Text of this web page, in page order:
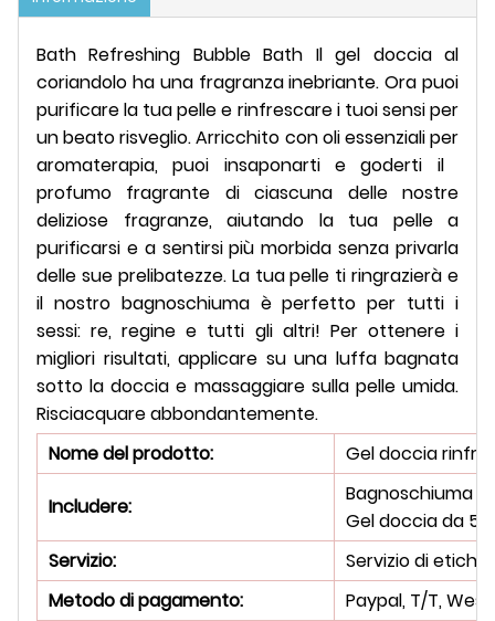
Bath Refreshing Bubble Bath Il gel doccia al
coriandolo ha una fragranza inebriante. Ora puoi
purificare la tua pelle e rinfrescare i tuoi sensi per
un beato risveglio. Arricchito con oli essenziali per
aromaterapia, puoi insaponarti e goderti il ​​
profumo fragrante di ciascuna delle nostre
deliziose fragranze, aiutando la tua pelle a
purificarsi e a sentirsi più morbida senza privarla
delle sue prelibatezze. La tua pelle ti ringrazierà e
il nostro bagnoschiuma è perfetto per tutti i
sessi: re, regine e tutti gli altri! Per ottenere i
migliori risultati, applicare su una luffa bagnata
sotto la doccia e massaggiare sulla pelle umida.
Risciacquare abbondantemente.
Nome del prodotto:
Gel doccia
Includere:
Bagnoschiuma
Gel doccia da
Servizio:
Servizio di
Metodo di pagamento:
Paypal, T/T,